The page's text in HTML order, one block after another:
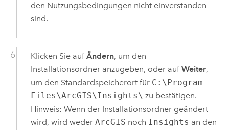
den Nutzungsbedingungen nicht einverstanden
sind.
Klicken Sie auf Ändern, um den
Installationsordner anzugeben, oder auf Weiter,
um den Standardspeicherort für C:\Program
Files\ArcGIS\Insights\ zu bestätigen.
Hinweis: Wenn der Installationsordner geändert
wird, wird weder ArcGIS noch Insights an den